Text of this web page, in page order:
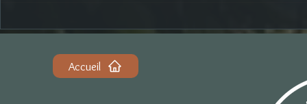
Accueil